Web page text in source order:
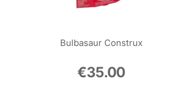
Bulbasaur Construx
€35.00